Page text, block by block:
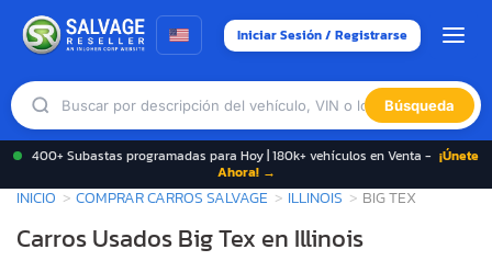
Iniciar Sesión / Registrarse
Búsqueda
400+ Subastas programadas para Hoy | 180k+ vehículos en Venta - ¡Únete
Ahora! →
INICIO COMPRAR CARROS SALVAGE ILLINOIS BIG TEX
Carros Usados Big Tex en Illinois